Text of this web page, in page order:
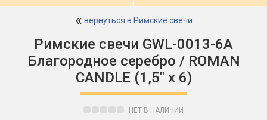
« вернуться в Римские свечи
Римские свечи GWL-0013-6A
Благородное серебро / ROMAN
CANDLE (1,5" х 6)
НЕТ В НАЛИЧИИ